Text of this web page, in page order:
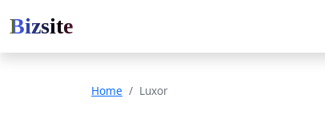
Bizsite
Home Luxor